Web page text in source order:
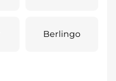
Berlingo